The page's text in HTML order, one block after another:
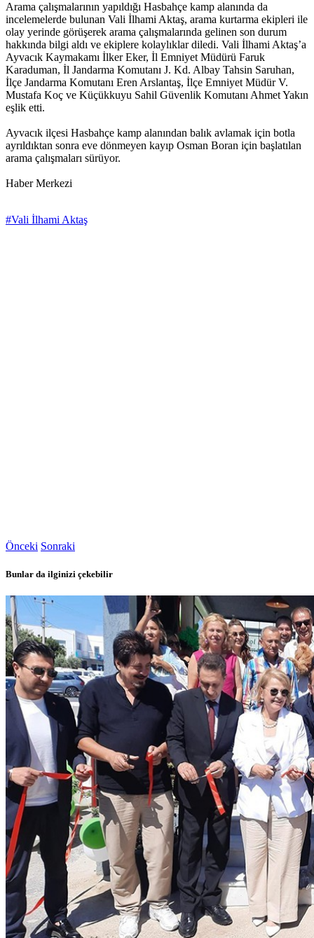
Arama çalışmalarının yapıldığı Hasbahçe kamp alanında da
incelemelerde bulunan Vali İlhami Aktaş, arama kurtarma ekipleri ile
olay yerinde görüşerek arama çalışmalarında gelinen son durum
hakkında bilgi aldı ve ekiplere kolaylıklar diledi. Vali İlhami Aktaş’a
Ayvacık Kaymakamı İlker Eker, İl Emniyet Müdürü Faruk
Karaduman, İl Jandarma Komutanı J. Kd. Albay Tahsin Saruhan,
İlçe Jandarma Komutanı Eren Arslantaş, İlçe Emniyet Müdür V.
Mustafa Koç ve Küçükkuyu Sahil Güvenlik Komutanı Ahmet Yakın
eşlik etti.
Ayvacık ilçesi Hasbahçe kamp alanından balık avlamak için botla
ayrıldıktan sonra eve dönmeyen kayıp Osman Boran için başlatılan
arama çalışmaları sürüyor.
Haber Merkezi
#Vali İlhami Aktaş
Önceki Sonraki
Bunlar da ilginizi çekebilir